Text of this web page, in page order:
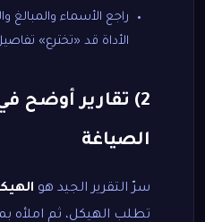
راجع الأسماء والمبالغ
الأداة قد «تخترع»
2) تقارير
الصياغة
سرّ التقرير الجيد هو
تطلب الهيكل، ثم املأه